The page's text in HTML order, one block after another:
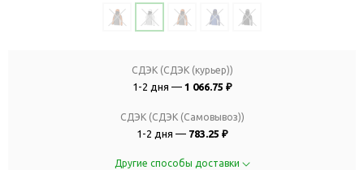
СДЭК (СДЭК (курьер))
1-2 дня — 1 066.75 ₽
СДЭК (СДЭК (Самовывоз))
1-2 дня — 783.25 ₽
Другие способы доставки